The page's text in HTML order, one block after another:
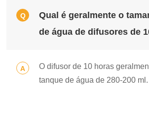
Q
Qual é geralmente o
de água de difusores de
A
O difusor de 10 horas
tanque de água de 280-200 ml.